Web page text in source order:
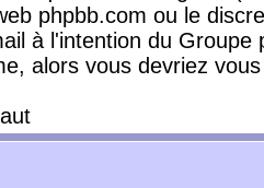
phpbb.com ou le
à l'intention du
alors vous devriez